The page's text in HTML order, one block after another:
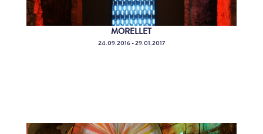
MORELLET
24.09.2016 - 29.01.2017